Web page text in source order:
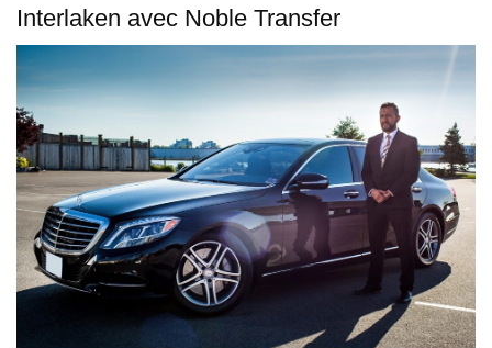
Interlaken avec Noble Transfer